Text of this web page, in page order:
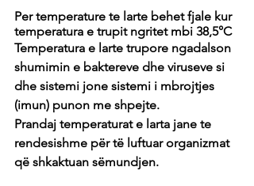
Per temperature te larte behet fjale kur
temperatura e trupit ngritet mbi 38,5°C
Temperatura e larte trupore ngadalson
shumimin e baktereve dhe viruseve si
dhe sistemi jone sistemi i mbrojtjes
(imun) punon me shpejte.
Prandaj temperaturat e larta jane te
rendesishme për të luftuar organizmat
që shkaktuan sëmundjen.